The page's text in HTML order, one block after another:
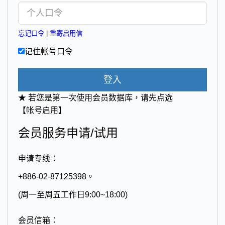
忘记口令 重寄启用信
记住帐号口令
登入
★ 若您是第一次使用会员数据库，请先点选
【帐号启用】
会员服务申请/试用
申请专线：
+886-02-87125398。
(周一至周五工作日9:00~18:00)
会员信箱：